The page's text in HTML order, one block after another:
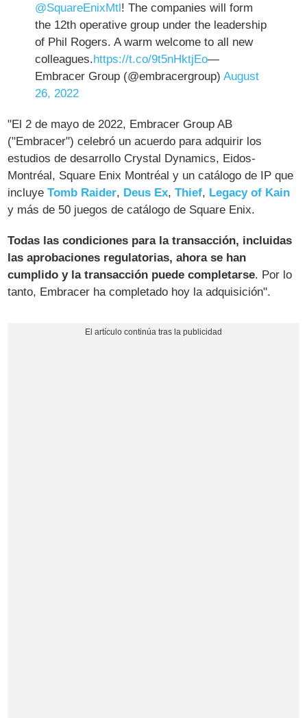
@SquareEnixMtl! The companies will form
the 12th operative group under the leadership
of Phil Rogers. A warm welcome to all new
colleagues.https://t.co/9t5nHktjEo—
Embracer Group (@embracergroup)August
26, 2022
"El 2 de mayo de 2022, Embracer Group AB
("Embracer") celebró un acuerdo para adquirir los
estudios de desarrollo Crystal Dynamics, Eidos-
Montréal, Square Enix Montréal y un catálogo de IP que
incluyeTomb Raider, Deus Ex,Thief, Legacy of Kain
y más de 50 juegos de catálogo de Square Enix.
Todas las condiciones para la transacción, incluidas
las aprobaciones regulatorias, ahora se han
cumplido y la transacción puede completarse. Por lo
tanto, Embracer ha completado hoy la adquisición".